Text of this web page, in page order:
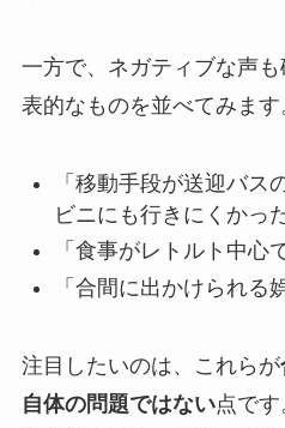
一方で、ネガティブな声
表的なものを並べてみます
「移動手段が送迎バス
ビニにも行きにくかった
「食事がレトルト中心
「合間に出かけられる
注目したいのは、これらが
自体の問題ではない点で